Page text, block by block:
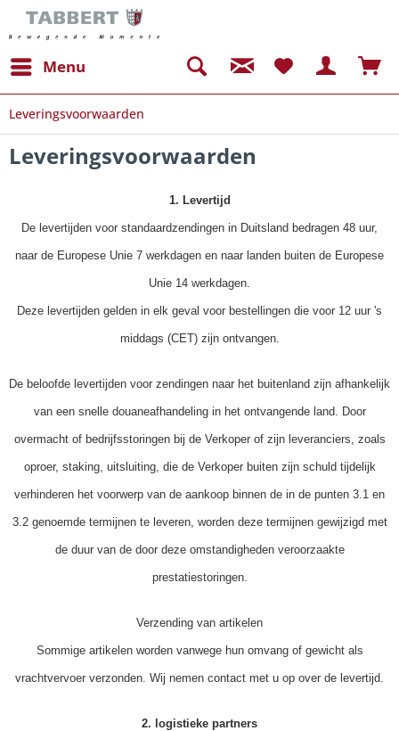
Menu
Leveringsvoorwaarden
Leveringsvoorwaarden
1. Levertijd
De levertijden voor standaardzendingen in Duitsland bedragen 48 uur,
naar de Europese Unie 7 werkdagen en naar landen buiten de Europese
Unie 14 werkdagen.
Deze levertijden gelden in elk geval voor bestellingen die voor 12 uur 's
middags (CET) zijn ontvangen.
De beloofde levertijden voor zendingen naar het buitenland zijn afhankelijk
van een snelle douaneafhandeling in het ontvangende land. Door
overmacht of bedrijfsstoringen bij de Verkoper of zijn leveranciers, zoals
oproer, staking, uitsluiting, die de Verkoper buiten zijn schuld tijdelijk
verhinderen het voorwerp van de aankoop binnen de in de punten 3.1 en
3.2 genoemde termijnen te leveren, worden deze termijnen gewijzigd met
de duur van de door deze omstandigheden veroorzaakte
prestatiestoringen.
Verzending van artikelen
Sommige artikelen worden vanwege hun omvang of gewicht als
vrachtvervoer verzonden. Wij nemen contact met u op over de levertijd.
2. logistieke partners